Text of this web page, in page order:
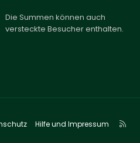
Die Summen können auch
versteckte Besucher enthalten.
Hilfe und Impressum
R